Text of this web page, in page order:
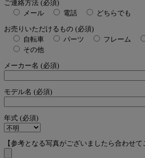
ご連絡方法 (必須)
メール
電話 どちらでも
お売りいただけるもの (必須)
自転車
パーツ フレーム
その他
メーカー名 (必須)
モデル名 (必須)
年式 (必須)
【参考となる写真がございましたら合わせて